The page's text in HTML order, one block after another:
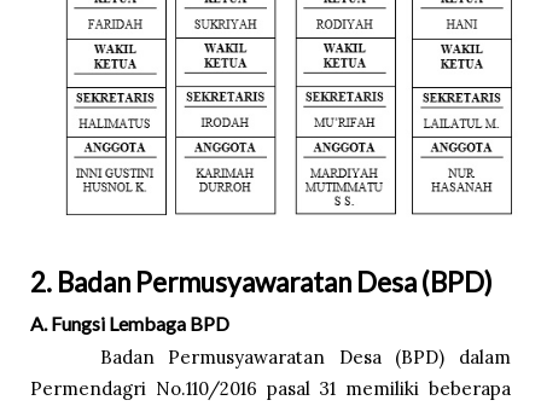
2. Badan Permusyawaratan Desa (BPD)
A. Fungsi Lembaga BPD
Badan Permusyawaratan Desa (BPD) dalam
Permendagri No.110/2016 pasal 31 memiliki beberapa